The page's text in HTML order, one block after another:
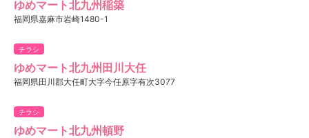
ゆめマート北九州稲築
福岡県嘉麻市岩崎1480-1
チラシ
ゆめマート北九州田川大任
福岡県田川郡大任町大字今任原字有次3077
チラシ
ゆめマート北九州頓野